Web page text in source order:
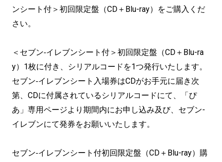
ンシート付＞初回限定盤（CD＋Blu-ray）をご購入くだ
さい。
＜セブン‐イレブンシート付＞初回限定盤（CD＋Blu-ra
y）1枚に付き、シリアルコードを1つ発行いたします。
セブン‐イレブンシート入場券はCDがお手元に届き次
第、CDに付属されているシリアルコードにて、「ぴ
あ」専用ページより期間内にお申し込み及び、セブン-
イレブンにて発券をお願いいたします。
セブン‐イレブンシート付初回限定盤（CD＋Blu-ray）購